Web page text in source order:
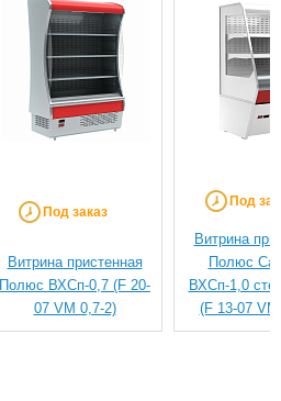
Под заказ
Витрина пристенная
Полюс ВХСп-0,7 (F 20-
07 VM 0,7-2)
Под
Витрина
Полюс
ВХСп-1,0
(F 13-07